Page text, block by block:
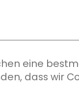
eine
dass wir